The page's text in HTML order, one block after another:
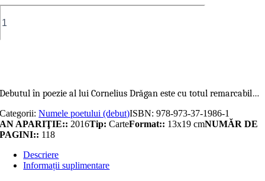
Debutul în poezie al lui Cornelius Drăgan este cu totul remarcabil…
Categorii:Numele poetului (debut)ISBN:978-973-37-1986-1
AN APARIŢIE:: 2016Tip: CarteFormat:: 13x19 cmNUMĂR DE
PAGINI:: 118
Descriere
Informații suplimentare